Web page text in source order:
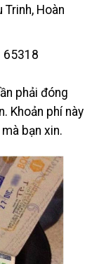
Trinh, Hoàn
65318
phải đóng
Khoản phí này
bạn xin.